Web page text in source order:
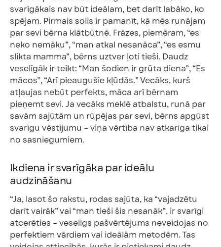
svarīgākais nav būt ideālam, bet darīt labāko, ko
spējam. Pirmais solis ir pamanīt, kā mēs runājam
par sevi bērna klātbūtnē. Frāzes, piemēram, “es
neko nemāku”, “man atkal nesanāca”, “es esmu
slikta mamma”, bērns uztver ļoti tieši. Daudz
veselīgāk ir teikt: “Man šodien ir grūta diena”, “Es
mācos”, “Arī pieaugušie kļūdās.” Vecāks, kurš
atļaujas nebūt perfekts, māca arī bērnam
pieņemt sevi. Ja vecāks meklē atbalstu, runā par
savām sajūtām un rūpējas par sevi, bērns apgūst
svarīgu vēstījumu – viņa vērtība nav atkarīga tikai
no sasniegumiem.
Ikdiena ir svarīgāka par ideālu
audzināšanu
“Ja, lasot šo rakstu, rodas sajūta, ka “vajadzētu
darīt vairāk” vai “man tieši šis nesanāk”, ir svarīgi
atcerēties – veselīgs pašvērtējums neveidojas no
perfektiem vārdiem vai ideālām metodēm. Tas